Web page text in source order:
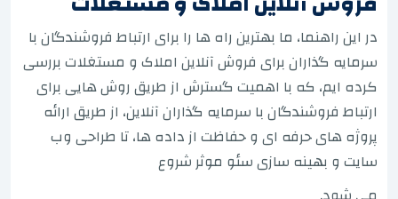
در این راهنما، ما بهترین راه ها را برای ارتباط فروشندگان با
سرمایه گذاران برای فروش آنلاین املاک و مستغلات بررسی
کرده ایم، که با اهمیت گسترش از طریق روش هایی برای
ارتباط فروشندگان با سرمایه گذاران آنلاین، از طریق ارائه
پروژه های حرفه ای و حفاظت از داده ها، تا طراحی وب
سایت و بهینه سازی سئو موثر شروع